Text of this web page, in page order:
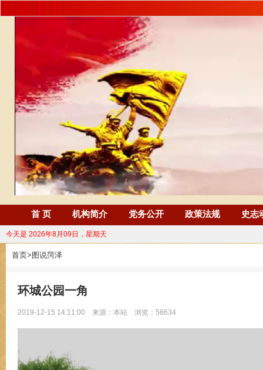
首 页 机构简介 党务公开 政策法规 史志
今天是 2026年8月09日，星期天
首页> 图说菏泽
环城公园一角
2019-12-15 14:11:00 来源：本站 浏览：58634